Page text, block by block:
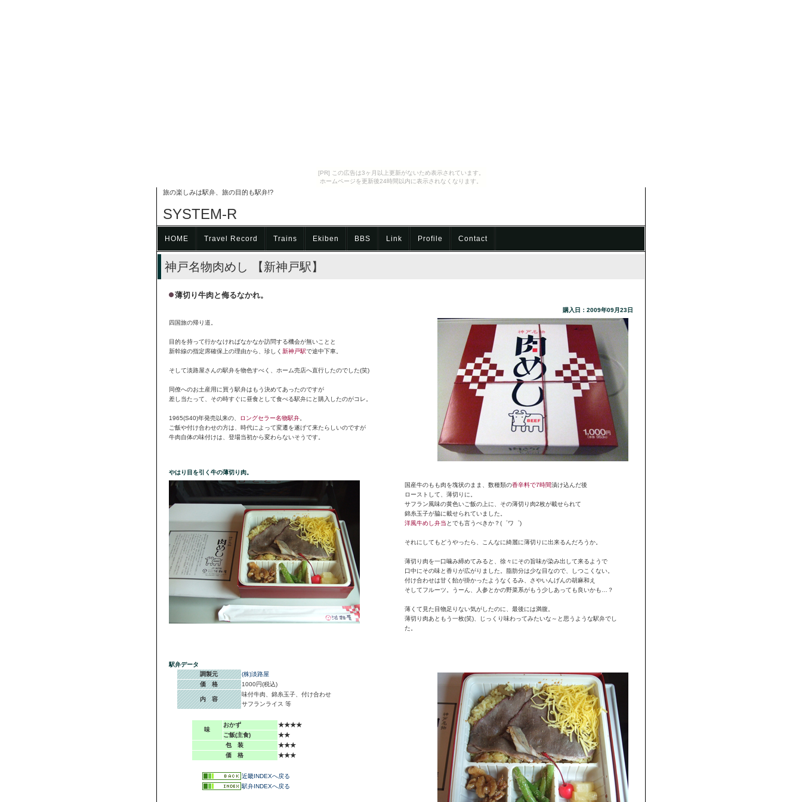
[PR] この広告は3ヶ月以上更新がないため表示されています。
ホームページを更新後24時間以内に表示されなくなります。
旅の楽しみは駅弁、旅の目的も駅弁!?
SYSTEM-R
HOME Travel Record Trains Ekiben BBS Link Profile Contact
神戸名物肉めし 【新神戸駅】
薄切り牛肉と侮るなかれ。
購入日：2009年09月23日
四国旅の帰り道。
目的を持って行かなければなかなか訪問する機会が無いことと
新幹線の指定席確保上の理由から、珍しく 新神戸駅で途中下車。
そして淡路屋さんの駅弁を物色すべく、ホーム売店へ直行したのでした(笑)
同僚へのお土産用に買う駅弁はもう決めてあったのですが
差し当たって、その時すぐに昼食として食べる駅弁にと購入したのがコレ。
1965(S40)年発売以来の、 ロングセラー名物駅弁
ご飯や付け合わせの方は、時代によって変遷を遂げて来たらしいのですが
牛肉自体の味付けは、登場当初から変わらないそうです。
やはり目を引く牛の薄切り肉。
国産牛のもも肉を塊状のまま、数種類の香辛料で7時間漬け込んだ後
ローストして、薄切りに。
サフラン風味の黄色いご飯の上に、その薄切り肉2枚が載せられて
錦糸玉子が脇に載せられていました。
洋風牛めし弁当 とでも言うべきか？(゜ワ゜)
それにしてもどうやったら、こんなに綺麗に薄切りに出来るんだろうか。
薄切り肉を一口噛み締めてみると、徐々にその旨味が染み出して来るようで
口中にその味と香りが広がりました。脂肪分は少な目なので、しつこくない。
付け合わせは甘く飴が掛かったようなくるみ、さやいんげんの胡麻和え
そしてフルーツ。うーん、人参とかの野菜系がもう少しあっても良いかも…？
薄くて見た目物足りない気がしたのに、最後には満腹。
薄切り肉あともう一枚(笑)、じっくり味わってみたいな～と思うような駅弁でし
た。
駅弁データ
調製元
(株)淡路屋
価 格
1000円(税込)
内 容
味付牛肉、錦糸玉子、付け合わせ
サフランライス 等
味
おかず
★★★★
ご飯(主食)
★★
包 装
★★★
価 格
★★★
近畿INDEXへ戻る
駅弁INDEXへ戻る